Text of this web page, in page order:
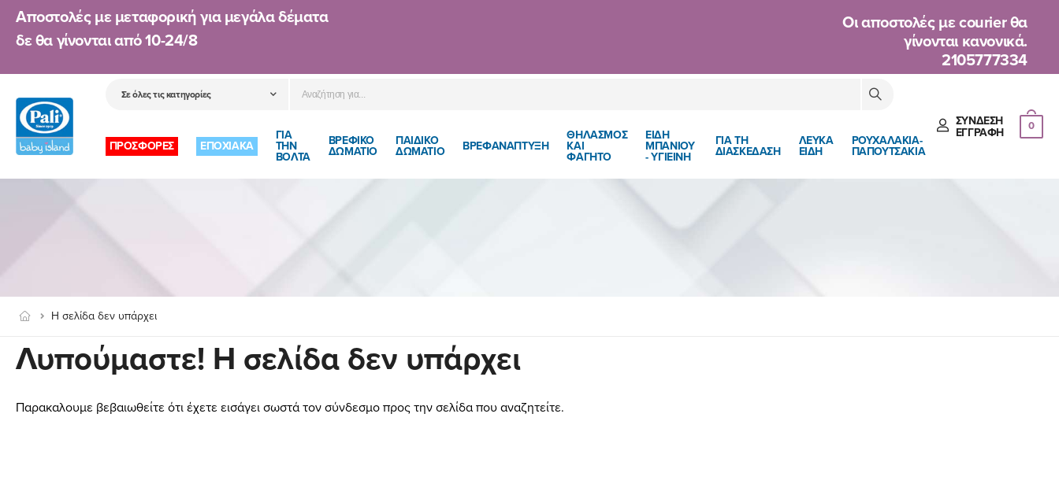
Αποστολές με μεταφορική για μεγάλα δέματα
δε θα γίνονται από10-24/8
Oι αποστολές με courier θα
γίνονται κανονικά.
2105777334
ΠΡΟΣΦΟΡΕΣ ΕΠΟΧΙΑΚΑ
ΓΙΑ
ΤΗΝ
ΒΟΛΤΑ
ΒΡΕΦΙΚΟ
ΔΩΜΑΤΙΟ
ΠΑΙΔΙΚΌ
ΔΩΜΆΤΙΟ
ΒΡΕΦΑΝΑΠΤΥΞΗ
ΘΗΛΑΣΜΟΣ
ΚΑΙ
ΦΑΓΗΤΟ
ΕΙΔΗ
ΜΠΑΝΙΟΥ
- ΥΓΙΕΙΝΗ
ΓΙΑ ΤΗ
ΔΙΑΣΚΕΔΑΣΗ
ΛΕΥΚΑ
ΕΙΔΗ
ΡΟΥΧΑΛΑΚΙΑ-
ΠΑΠΟΥΤΣΑΚΙΑ
ΣΎΝΔΕΣΗ
ΈΓΓΡΑΦΉ
0
Η σελίδα δεν υπάρχει
Λυπούμαστε! Η σελίδα δεν υπάρχει
Παρακαλουμε βεβαιωθείτε ότι έχετε εισάγει σωστά τον σύνδεσμο προς την σελίδα που αναζητείτε.